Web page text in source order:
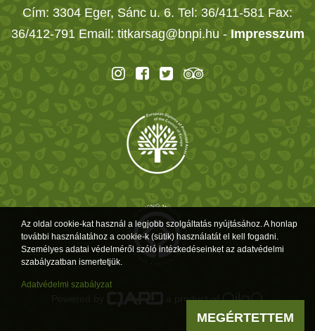
Cím: 3304 Eger, Sánc u. 6. Tel: 36/411-581 Fax:
36/412-791 Email: titkarsag@bnpi.hu - Impresszum
a product of
Az oldal cookie-kat használ a legjobb szolgáltatás nyújtásához. A honlap
további használatához a cookie-k (sütik) használatát el kell fogadni.
Személyes adatai védelméről szóló intézkedéseinket az adatvédelmi
szabályzatban ismertetjük.
Adatvédelmi szabályzat
MEGÉRTETTEM